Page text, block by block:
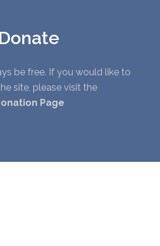
Donate
be free. If you would like to
site, please visit the
Page